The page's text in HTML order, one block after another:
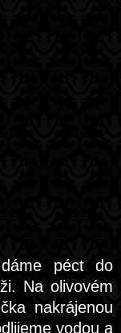
péct do
Na olivovém
nakrájenou
vodou a